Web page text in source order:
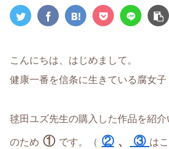
こんにちは、はじめまして。
健康一番を信条に生きている腐女子
毬田ユズ先生の購入した作品を紹
のため ① です。（ ②、 ③ は